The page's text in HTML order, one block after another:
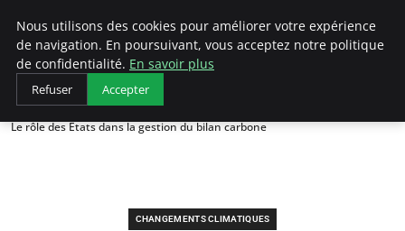
Arcticclimateemergency
Accueil
Changements Climatiques
Le rôle des États dans la gestion du bilan carbone
CHANGEMENTS CLIMATIQUES
Nous utilisons des cookies pour améliorer votre expérience
de navigation. En poursuivant, vous acceptez notre politique
de confidentialité. En savoir plus
Refuser Accepter